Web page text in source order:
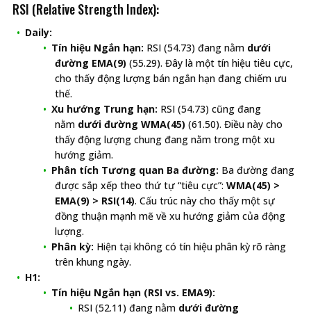
RSI (Relative Strength Index):
Daily:
Tín hiệu Ngắn hạn: RSI (54.73) đang nằm dưới
đường EMA(9) (55.29). Đây là một tín hiệu tiêu cực,
cho thấy động lượng bán ngắn hạn đang chiếm ưu
thế.
Xu hướng Trung hạn: RSI (54.73) cũng đang
nằm dưới đường WMA(45) (61.50). Điều này cho
thấy động lượng chung đang nằm trong một xu
hướng giảm.
Phân tích Tương quan Ba đường: Ba đường đang
được sắp xếp theo thứ tự “tiêu cực”: WMA(45) >
EMA(9) > RSI(14). Cấu trúc này cho thấy một sự
đồng thuận mạnh mẽ về xu hướng giảm của động
lượng.
Phân kỳ: Hiện tại không có tín hiệu phân kỳ rõ ràng
trên khung ngày.
H1:
Tín hiệu Ngắn hạn (RSI vs. EMA9):
RSI (52.11) đang nằm dưới đường